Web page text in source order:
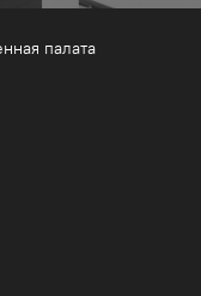
палата